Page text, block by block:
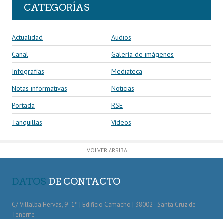
CATEGORÍAS
Actualidad
Audios
Canal
Galería de imágenes
Infografías
Mediateca
Notas informativas
Noticias
Portada
RSE
Tanquillas
Vídeos
VOLVER ARRIBA
DATOS DE CONTACTO
C/ Villalba Hervás, 9 -1º | Edificio Camacho | 38002 · Santa Cruz de
Tenerife